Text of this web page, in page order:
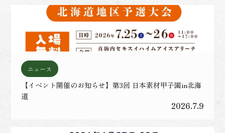
ニュース
【イベント開催のお知らせ】第3回 日本素材甲子園in北海
道
2026.7.9